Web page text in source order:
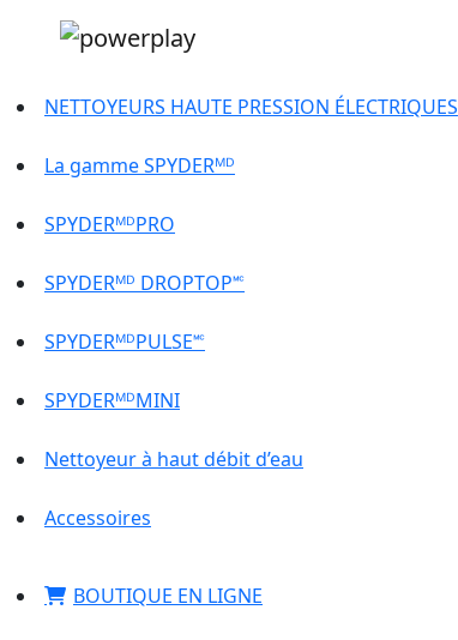
NETTOYEURS HAUTE PRESSION ÉLECTRIQUES
La gamme SPYDERᴹᴰ
SPYDERᴹᴰPRO
SPYDERᴹᴰ DROPTOP🅪
SPYDERᴹᴰPULSE🅪
SPYDERᴹᴰMINI
Nettoyeur à haut débit d’eau
Accessoires
BOUTIQUE EN LIGNE